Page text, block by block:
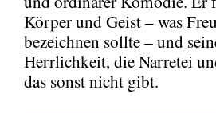
Körper und Geist – was
bezeichnen sollte – und
Herrlichkeit, die Narretei
das sonst nicht gibt.